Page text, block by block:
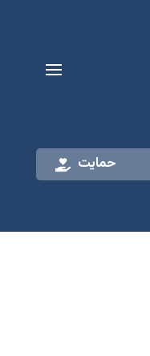
حمایت